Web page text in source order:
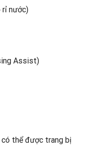
rỉ nước)
Assist)
thể được trang bị